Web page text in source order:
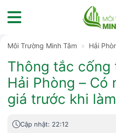
to
Môi Trường Minh Tâm » Hải
Thông tắc cống
Hải Phòng – Có
giá trước khi làm
Cập nhật: 22:12